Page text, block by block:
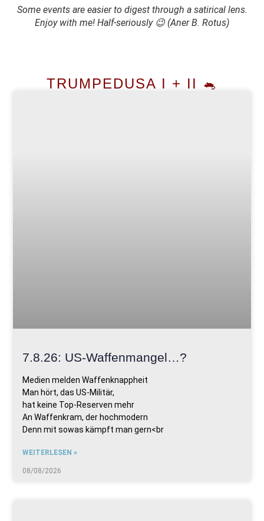
Some events are easier to digest through a satirical lens.
Enjoy with me! Half-seriously 😉 (Aner B. Rotus)
TRUMPEDUSA I + II 🐁
7.8.26: US-Waffenmangel…?
Medien melden Waffenknappheit
Man hört, das US-Militär,
hat keine Top-Reserven mehr
An Waffenkram, der hochmodern
Denn mit sowas kämpft man gern<br
WEITERLESEN »
08/08/2026